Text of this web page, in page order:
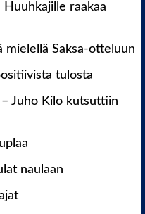
raakaa
mielellä Saksa-otteluun
tulosta
Juho Kilo kutsuttiin
naulaan